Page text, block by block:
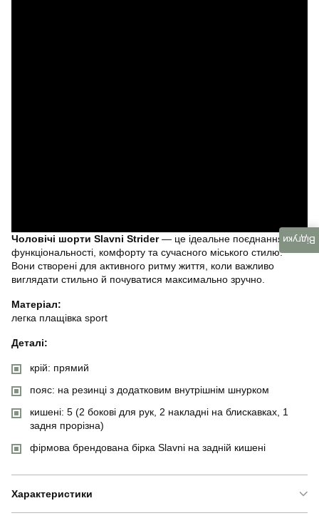
Чоловічі шорти Slavni Strider— це ідеальне поєднання
функціональності, комфорту та сучасного міського стилю.
Вони створені для активного ритму життя, коли важливо
виглядати стильно й почуватися максимально зручно.
Матеріал:
легка плащівка sport
Деталі:
крій: прямий
пояс: на резинці з додатковим внутрішнім шнурком
кишені: 5 (2 бокові для рук, 2 накладні на блискавках, 1
задня прорізна)
фірмова брендована бірка Slavni на задній кишені
Характеристики
Відгуки